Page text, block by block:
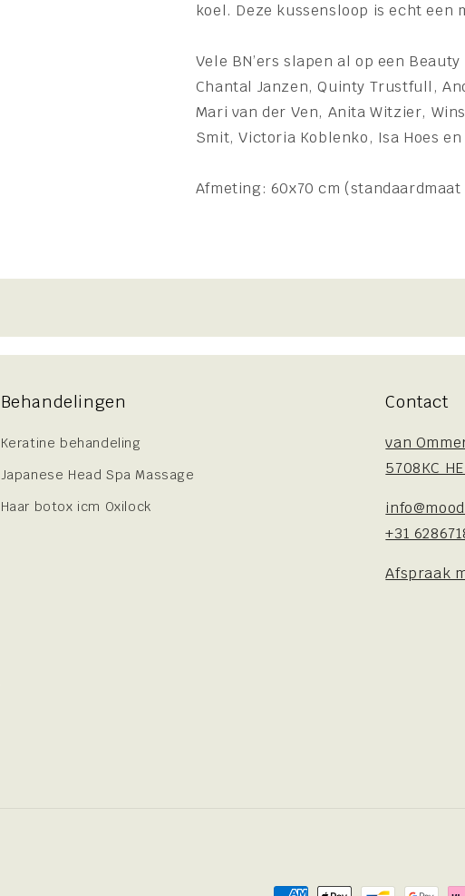
koel. Deze kussensloop is echt een
Vele BN’ers slapen al op een
Chantal Janzen, Quinty Trustfull,
Mari van der Ven, Anita Witzier,
Smit, Victoria Koblenko, Isa Hoes
Afmeting: 60x70 cm
Behandelingen
Keratine behandeling
Japanese Head Spa Massage
Haar botox icm Oxilock
Contact
van
5708KC
+31
Afspraak